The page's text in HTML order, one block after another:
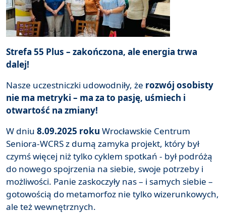
Strefa 55 Plus – zakończona, ale energia trwa
dalej!
Nasze uczestniczki udowodniły, że rozwój osobisty
nie ma metryki – ma za to pasję, uśmiech i
otwartość na zmiany!
W dniu 8.09.2025 roku Wrocławskie Centrum
Seniora-WCRS z dumą zamyka projekt, który był
czymś więcej niż tylko cyklem spotkań - był podróżą
do nowego spojrzenia na siebie, swoje potrzeby i
możliwości. Panie zaskoczyły nas – i samych siebie –
gotowością do metamorfoz nie tylko wizerunkowych,
ale też wewnętrznych.